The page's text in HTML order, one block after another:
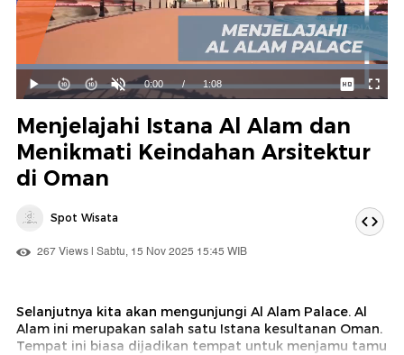
Mainkan
Suara
Hidup
Waktu
ini
0:00 / Durasi
1:08
Dimuat:
100.00%
Menjelajahi Istana Al Alam dan
Menikmati Keindahan Arsitektur
di Oman
Spot Wisata
267 Views | Sabtu, 15 Nov 2025 15:45 WIB
Selanjutnya kita akan mengunjungi Al Alam Palace. Al
Alam ini merupakan salah satu Istana kesultanan Oman.
Tempat ini biasa dijadikan tempat untuk menjamu tamu